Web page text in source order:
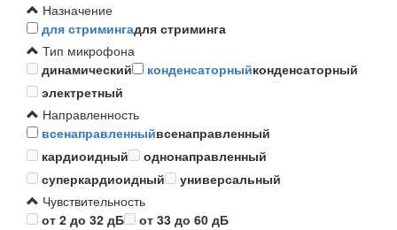
Назначение
для стримингадля стриминга
Тип микрофона
динамический
конденсаторныйконденсаторный
электретный
Направленность
всенаправленныйвсенаправленный
кардиоидный
однонаправленный
суперкардиоидный
универсальный
Чувствительность
от 2 до 32 дБ
от 33 до 60 дБ